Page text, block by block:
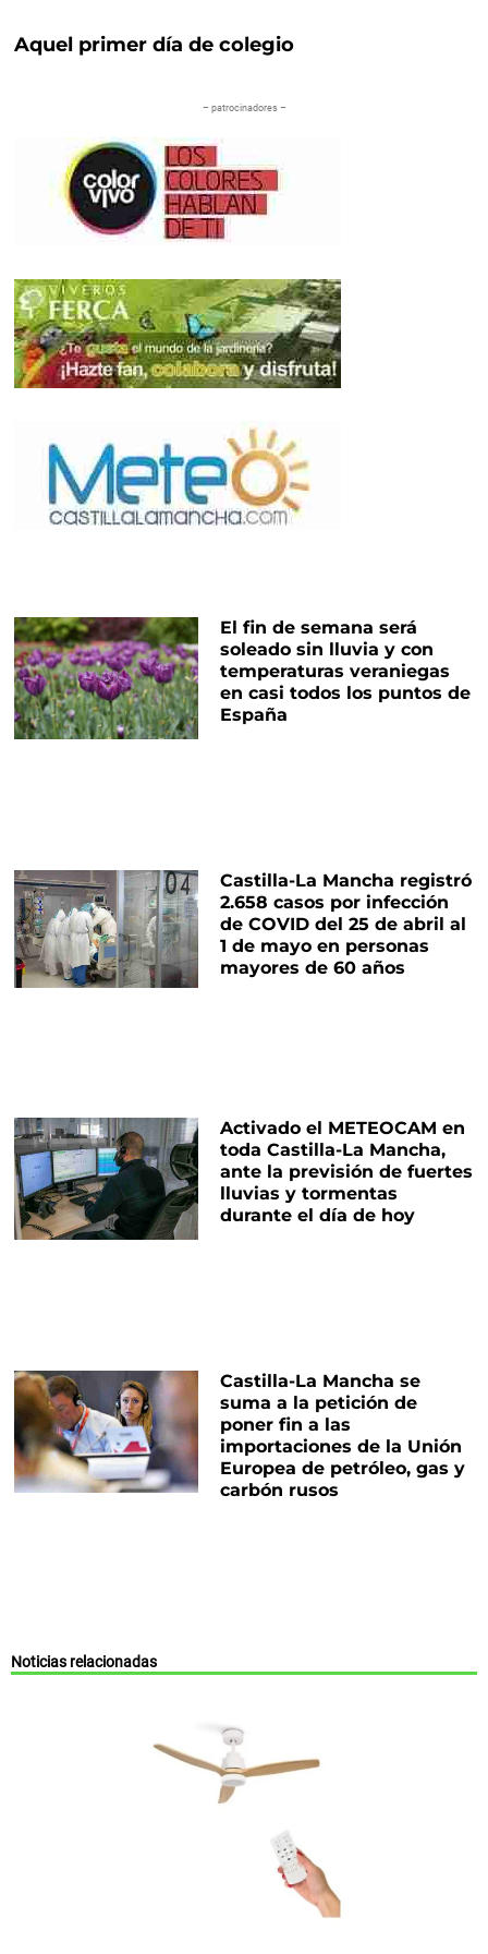
Aquel primer día de colegio
– patrocinadores –
El fin de semana será
soleado sin lluvia y con
temperaturas veraniegas
en casi todos los puntos de
España
Castilla-La Mancha registró
2.658 casos por infección
de COVID del 25 de abril al
1 de mayo en personas
mayores de 60 años
Activado el METEOCAM en
toda Castilla-La Mancha,
ante la previsión de fuertes
lluvias y tormentas
durante el día de hoy
Castilla-La Mancha se
suma a la petición de
poner fin a las
importaciones de la Unión
Europea de petróleo, gas y
carbón rusos
Noticias relacionadas